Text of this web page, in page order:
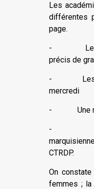
Les
différentes
page.
- Les
précis de
- Les
mercredi
- Une
- Une
CTRDP.
On
femmes ; la